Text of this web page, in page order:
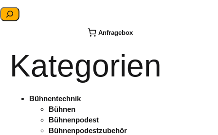
S
u
Anfragebox
Kategorien
Bühnentechnik
Bühnen
Bühnenpodest
Bühnenpodestzubehör